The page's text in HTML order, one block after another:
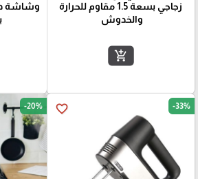
زجاجي بسعة 1.5 مقاوم للحرارة
والخدوش
add_shopping_cart
وشاشة
favorite_border -33%
-20%